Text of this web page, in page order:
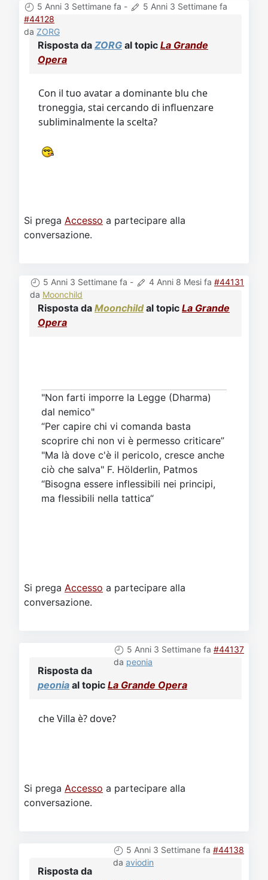
5 Anni 3 Settimane fa -
5 Anni 3 Settimane fa
#44128
da ZORG
Risposta da ZORG al topic La Grande
Opera
Con il tuo avatar a dominante blu che
troneggia, stai cercando di influenzare
subliminalmente la scelta?
Si prega Accesso a partecipare alla
conversazione.
5 Anni 3 Settimane fa - 4 Anni 8 Mesi fa #44131
da Moonchild
Risposta da Moonchildal topic La Grande
Opera
"Non farti imporre la Legge (Dharma)
dal nemico"
“Per capire chi vi comanda basta
scoprire chi non vi è permesso criticare”
"Ma là dove c'è il pericolo, cresce anche
ciò che salva" F. Hölderlin, Patmos
“Bisogna essere inflessibili nei principi,
ma flessibili nella tattica“
Si prega Accesso a partecipare alla
conversazione.
5 Anni 3 Settimane fa #44137
da peonia
Risposta da
peonia al topic La Grande Opera
che Villa è? dove?
Si prega Accesso a partecipare alla
conversazione.
5 Anni 3 Settimane fa #44138
da aviodin
Risposta da